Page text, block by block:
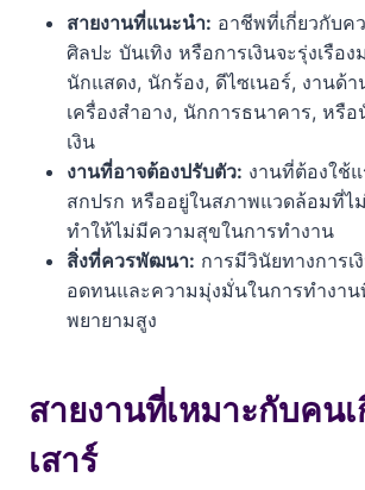
สายงานที่แนะนำ: อาชีพที่เกี่ยวกับค
ศิลปะ บันเทิง หรือการเงินจะรุ่งเรือ
นักแสดง, นักร้อง, ดีไซเนอร์, งานด้
เครื่องสำอาง, นักการธนาคาร, หรื
เงิน
งานที่อาจต้องปรับตัว: งานที่ต้องใช้
สกปรก หรืออยู่ในสภาพแวดล้อมที่ไ
ทำให้ไม่มีความสุขในการทำงาน
สิ่งที่ควรพัฒนา: การมีวินัยทางการเ
อดทนและความมุ่งมั่นในการทำงาน
พยายามสูง
สายงานที่เหมาะกับคน
เสาร์